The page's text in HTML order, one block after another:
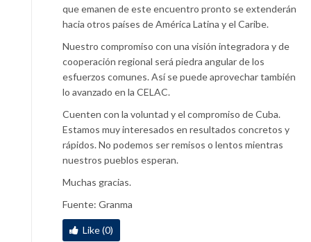
que emanen de este encuentro pronto se extenderán
hacia otros países de América Latina y el Caribe.
Nuestro compromiso con una visión integradora y de
cooperación regional será piedra angular de los
esfuerzos comunes. Así se puede aprovechar también
lo avanzado en la CELAC.
Cuenten con la voluntad y el compromiso de Cuba.
Estamos muy interesados en resultados concretos y
rápidos. No podemos ser remisos o lentos mientras
nuestros pueblos esperan.
Muchas gracias.
Fuente: Granma
Like (0)